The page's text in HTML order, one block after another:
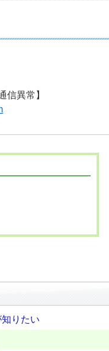
信異常】
りたい